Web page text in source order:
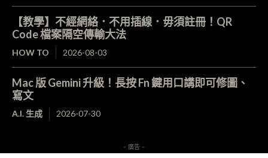
【教學】不經網絡．不用插線．毋須註冊！QR
Code 檔案隔空傳輸大法
HOW TO 2026-08-03
Mac 版 Gemini 升級！長按 Fn 鍵用口講即可修圖、
寫文
A.I. 生成 2026-07-30
- 廣告 -